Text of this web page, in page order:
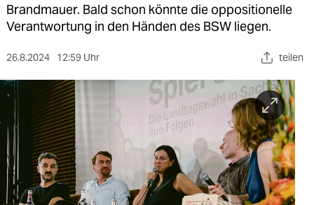
öko
gesellschaft
sport
berlin
nord
wahrheit
Brandmauer. Bald schon könnte die oppositionelle
Verantwortung in den Händen des BSW liegen.
26.8.2024 12:59 Uhr teilen